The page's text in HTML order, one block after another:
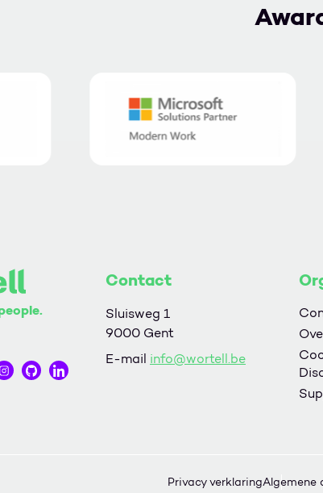
Twitter
op YouTube
Wortell op Instagram
Wortell op Github
Wortell op LinkedIn
Contact
Sluisweg 1
9000 Gent
E-mail info@wortell.be
Privacy verklaringAlgemene